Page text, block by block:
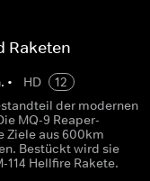
Raketen
• HD
12
der modernen
MQ-9 Reaper-
Ziele aus 600km
Bestückt wird sie
114 Hellfire Rakete.